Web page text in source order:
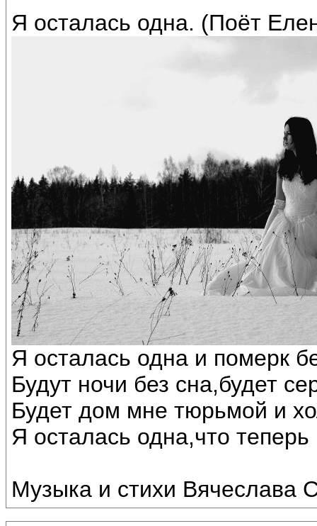
Я осталась одна. (Поёт
Я осталась одна и померк
Будут ночи без сна,будет
Будет дом мне тюрьмой и
Я осталась одна,что теперь
Музыка и стихи Вячеслава